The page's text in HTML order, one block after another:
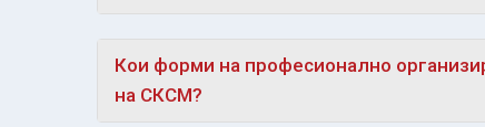
Кои форми на професионално
на СКСМ?